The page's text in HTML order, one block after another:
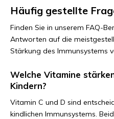
Häufig gestellte
Finden Sie in unserem FAQ-
Antworten auf die
Stärkung des Immunsystems
Welche Vitamine
Kindern?
Vitamin C und D sind
kindlichen Immunsystems.